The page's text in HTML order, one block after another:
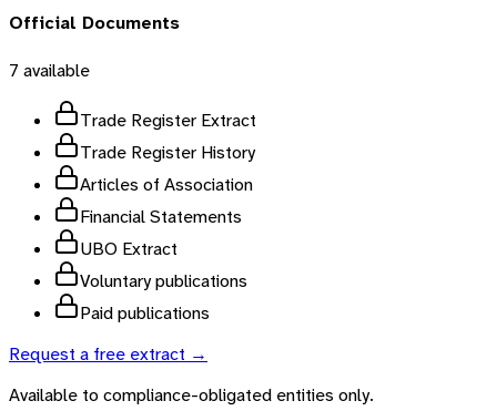
Official Documents
7 available
Trade Register Extract
Trade Register History
Articles of Association
Financial Statements
UBO Extract
Voluntary publications
Paid publications
Request a free extract →
Available to compliance-obligated entities only.